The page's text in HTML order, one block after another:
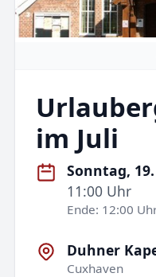
im Juli
Sonntag,
11:00 Uhr
Ende: 12:00
Duhner
Cuxhaven